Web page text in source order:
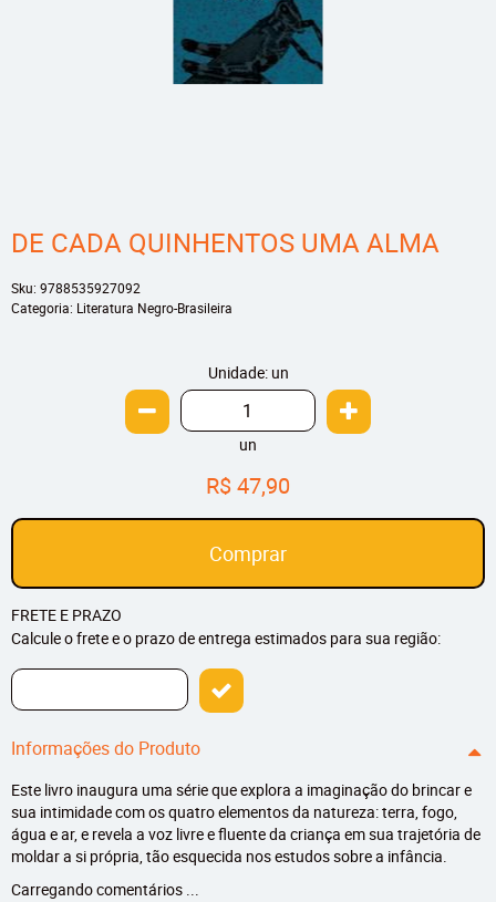
DE CADA QUINHENTOS UMA ALMA
Sku: 9788535927092
Categoria: Literatura Negro-Brasileira
Unidade: un
un
R$ 47,90
Comprar
FRETE E PRAZO
Calcule o frete e o prazo de entrega estimados para sua região:
Informações do Produto
Este livro inaugura uma série que explora a imaginação do brincar e
sua intimidade com os quatro elementos da natureza: terra, fogo,
água e ar, e revela a voz livre e fluente da criança em sua trajetória de
moldar a si própria, tão esquecida nos estudos sobre a infância.
Carregando comentários ...